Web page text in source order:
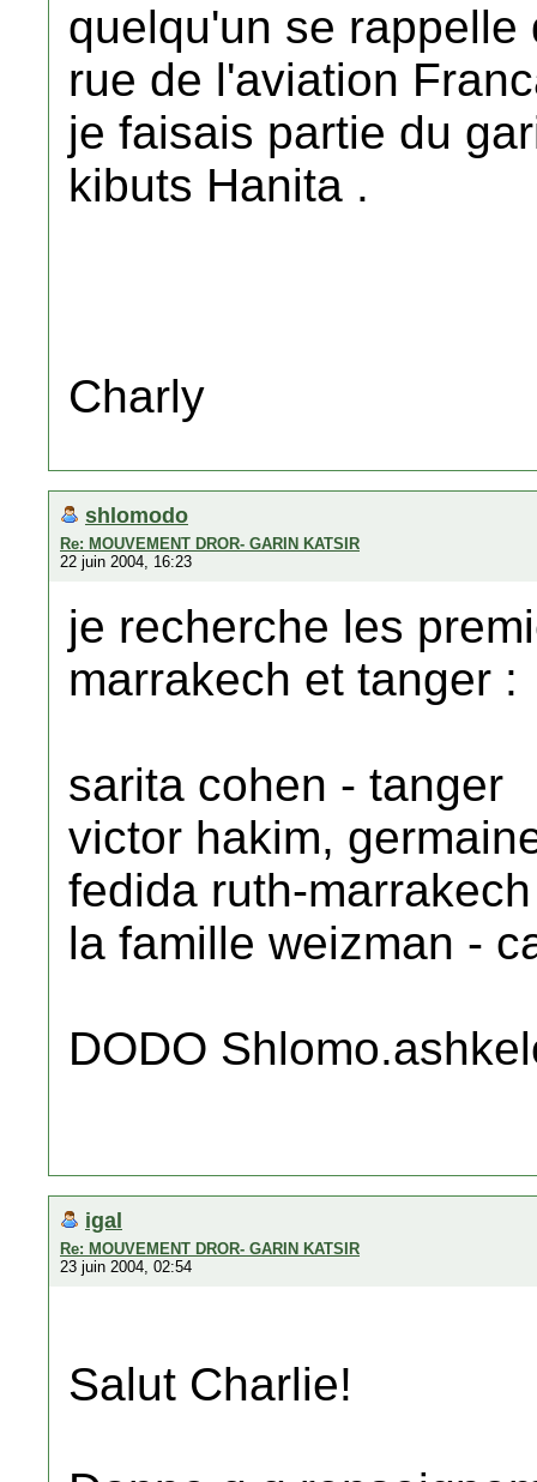
quelqu'un se
rue de l'aviation
je faisais partie du
kibuts Hanita .
Charly
shlomodo
Re: MOUVEMENT DROR- GARIN KATSIR
22 juin 2004, 16:23
je recherche les
marrakech et tanger :
sarita cohen - tanger
victor hakim,
fedida ruth-marrakech
la famille weizman -
DODO
igal
Re: MOUVEMENT DROR- GARIN KATSIR
23 juin 2004, 02:54
Salut Charlie!